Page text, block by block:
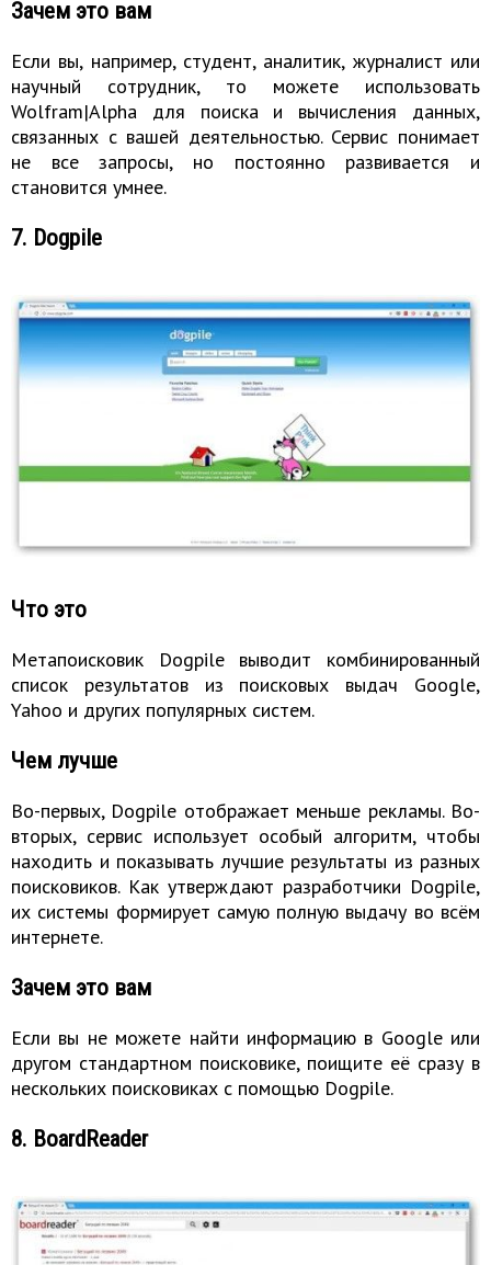
Зачем это вам
Если вы, например, студент, аналитик, журналист или
научный сотрудник, то можете использовать
Wolfram|Alpha для поиска и вычисления данных,
связанных с вашей деятельностью. Сервис понимает
не все запросы, но постоянно развивается и
становится умнее.
7. Dogpile
Что это
Метапоисковик Dogpile выводит комбинированный
список результатов из поисковых выдач Google,
Yahoo и других популярных систем.
Чем лучше
Во-первых, Dogpile отображает меньше рекламы. Во-
вторых, сервис использует особый алгоритм, чтобы
находить и показывать лучшие результаты из разных
поисковиков. Как утверждают разработчики Dogpile,
их системы формирует самую полную выдачу во всём
интернете.
Зачем это вам
Если вы не можете найти информацию в Google или
другом стандартном поисковике, поищите её сразу в
нескольких поисковиках с помощью Dogpile.
8. BoardReader